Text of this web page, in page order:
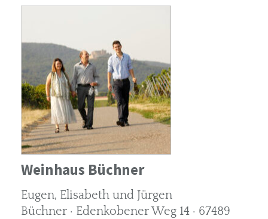
Weinhaus Büchner
Eugen, Elisabeth und Jürgen
Büchner · Edenkobener Weg 14 · 67489